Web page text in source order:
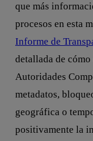
que más
procesos en esta
Informe de
detallada de
Autoridades
metadatos,
geográfica o
positivamente la